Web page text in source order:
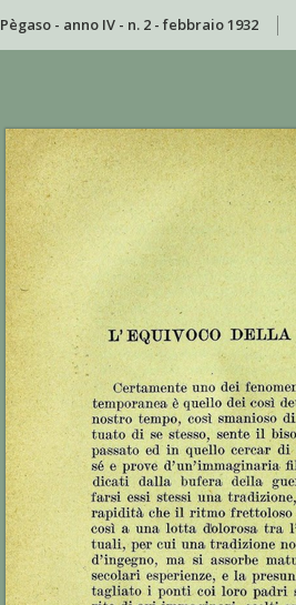
Pègaso - anno IV - n. 2 - febbraio 1932